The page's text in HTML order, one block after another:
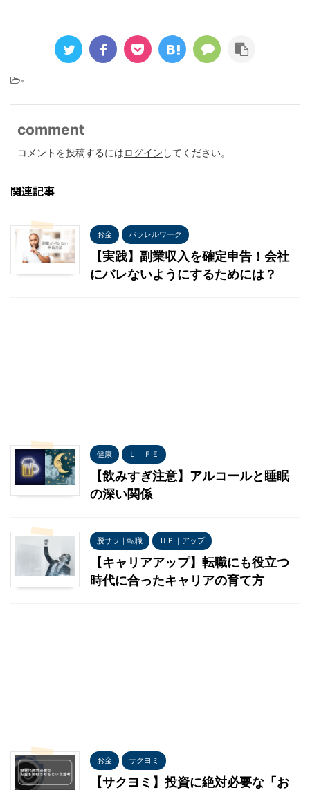
-
comment
コメントを投稿するにはログイン してください。
関連記事
お金 パラレルワーク
【実践】副業収入を確定申告！会社
にバレないようにするためには？
健康 ＬＩＦＥ
【飲みすぎ注意】アルコールと睡眠
の深い関係
脱サラ｜転職 ＵＰ｜アップ
【キャリアアップ】転職にも役立つ
時代に合ったキャリアの育て方
お金 サクヨミ
【サクヨミ】投資に絶対必要な「お